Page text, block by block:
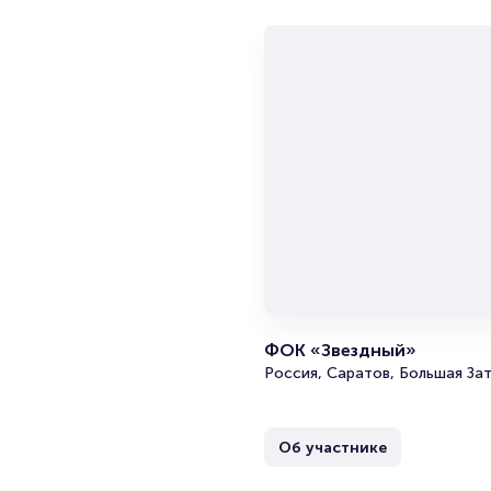
ФОК «Звездный»
Россия, Саратов, Большая
Об участнике